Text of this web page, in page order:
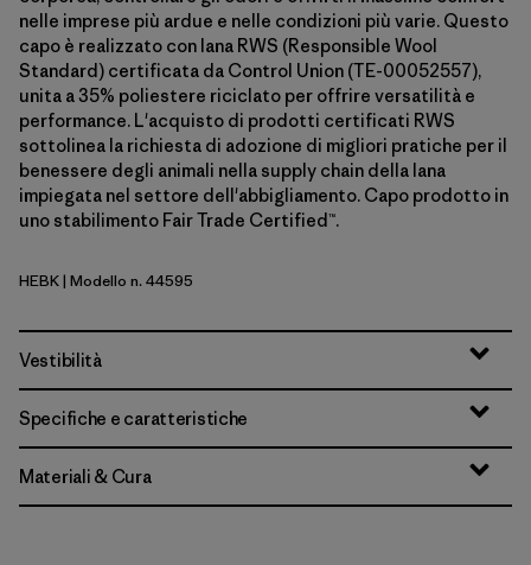
nelle imprese più ardue e nelle condizioni più varie. Questo
capo è realizzato con lana RWS (Responsible Wool
Standard) certificata da Control Union (TE-00052557),
unita a 35% poliestere riciclato per offrire versatilità e
performance. L'acquisto di prodotti certificati RWS
sottolinea la richiesta di adozione di migliori pratiche per il
benessere degli animali nella supply chain della lana
impiegata nel settore dell'abbigliamento. Capo prodotto in
uno stabilimento Fair Trade Certified™.
Heritage Header: Black
HEBK| Modello n. 44595
Vestibilità
Specifiche e caratteristiche
Materiali & Cura